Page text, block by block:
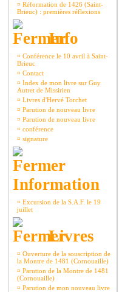
¤ Réformation de 1426 (Saint-
Brieuc) : premières réflexions
Info
¤ Conférence le 10 avril à Saint-
Brieuc
¤ Contact
¤ Index de mon livre sur Guy
Autret de Missirien
¤ Livres d'Hervé Torchet
¤ Parution de nouveau livre
¤ Parution de nouveau livre
¤ conférence
¤ signature
Information
¤ Excursion de la S.A.F. le 19
juillet
Livres
¤ Ouverture de la souscription de
la Montre de 1481 (Cornouaille)
¤ Parution de la Montre de 1481
(Cornouaille)
¤ Parution de mon nouveau livre